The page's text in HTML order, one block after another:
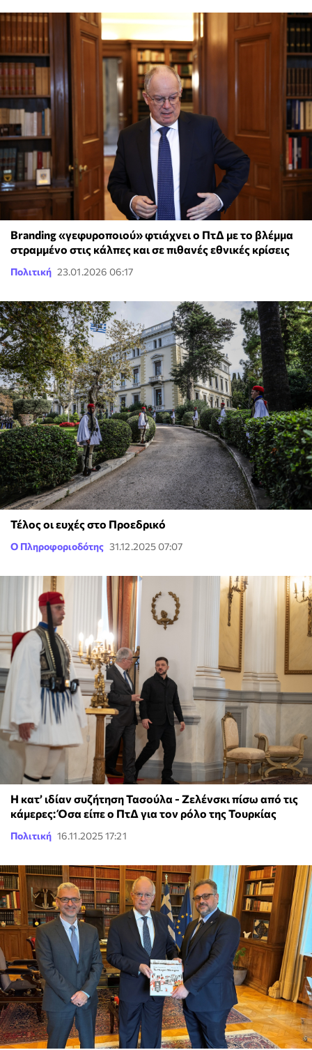
Branding «γεφυροποιού» φτιάχνει ο ΠτΔ με το βλέμμα
στραμμένο στις κάλπες και σε πιθανές εθνικές κρίσεις
Πολιτική 23.01.2026 06:17
Τέλος οι ευχές στο Προεδρικό
Ο Πληροφοριοδότης 31.12.2025 07:07
Η κατ’ ιδίαν συζήτηση Τασούλα - Ζελένσκι πίσω από τις
κάμερες: Όσα είπε ο ΠτΔ για τον ρόλο της Τουρκίας
Πολιτική 16.11.2025 17:21